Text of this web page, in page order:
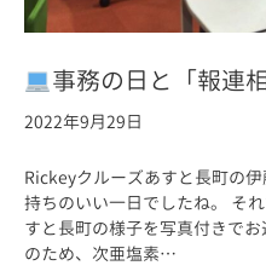
事務の日と「報連
2022年9月29日
Rickeyクルーズあすと長町の
持ちのいい一日でしたね。 そ
すと長町の様子を写真付きで
のため、次亜塩素…